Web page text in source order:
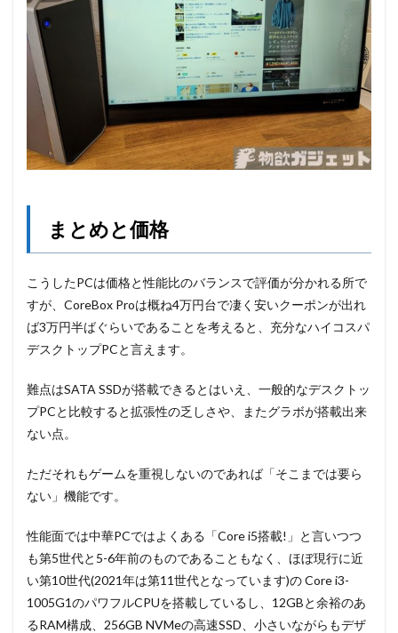
まとめと価格
こうしたPCは価格と性能比のバランスで評価が分かれる所で
すが、CoreBox Proは概ね4万円台で凄く安いクーポンが出れ
ば3万円半ばぐらいであることを考えると、充分なハイコスパ
デスクトップPCと言えます。
難点はSATA SSDが搭載できるとはいえ、一般的なデスクトッ
プPCと比較すると拡張性の乏しさや、またグラボが搭載出来
ない点。
ただそれもゲームを重視しないのであれば「そこまでは要ら
ない」機能です。
性能面では中華PCではよくある「Core i5搭載!」と言いつつ
も第5世代と5-6年前のものであることもなく、ほぼ現行に近
い第10世代(2021年は第11世代となっています)の Core i3-
1005G1のパワフルCPUを搭載しているし、12GBと余裕のあ
るRAM構成、256GB NVMeの高速SSD、小さいながらもデザ